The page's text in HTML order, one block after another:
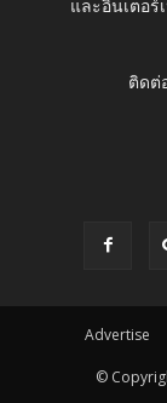
และอินเตอร์
ติดต่
Advertise
©